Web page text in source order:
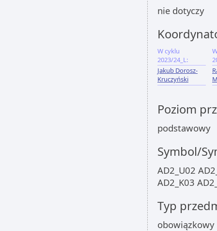
nie dotyczy
W cyklu
2023/24_L:
Jakub Dorosz-
Kruczyński
Poziom
podstawowy
Symbol/
AD2_U02
AD2_K03
Typ
obowiązkowy